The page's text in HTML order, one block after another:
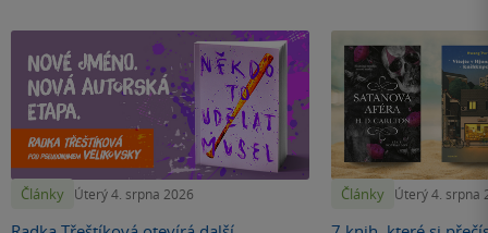
Články Úterý 4. srpna 2026 Články Úterý 4. srpna